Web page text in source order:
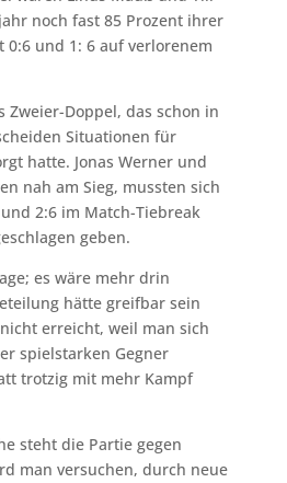
noch fast 85 Prozent ihrer
0:6 und 1: 6 auf verlorenem
Zweier-Doppel, das schon in
Situationen für
hatte. Jonas Werner und
nah am Sieg, mussten sich
2:6 im Match-Tiebreak
geben.
es wäre mehr drin
hätte greifbar sein
erreicht, weil man sich
spielstarken Gegner
trotzig mit mehr Kampf
steht die Partie gegen
man versuchen, durch neue